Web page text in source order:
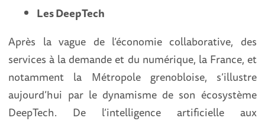
Les DeepTech
Après la vague de l’économie collaborative, des
services à la demande et du numérique, la France, et
notamment la Métropole grenobloise, s’illustre
aujourd’hui par le dynamisme de son écosystème
DeepTech. De l’intelligence artificielle aux